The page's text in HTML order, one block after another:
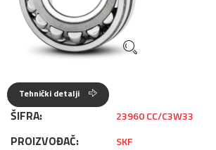
Tehnički detalji
ŠIFRA: 23960 CC/C3W33
PROIZVOĐAČ: SKF